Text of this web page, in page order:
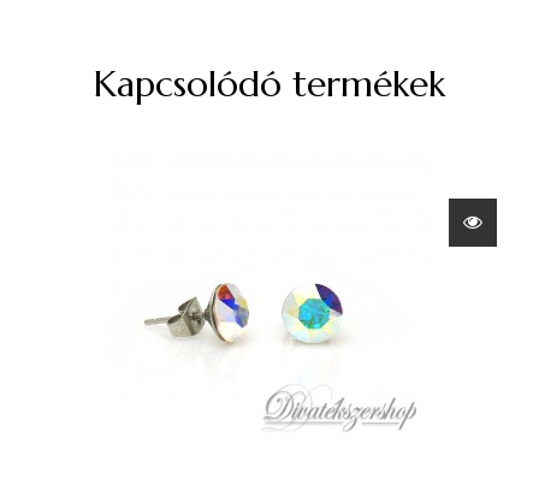
Kapcsolódó termékek